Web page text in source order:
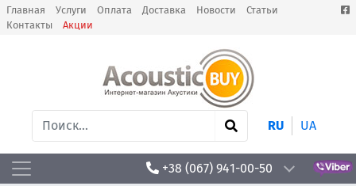
Главная Услуги Оплата Доставка Новости
Статьи
Контакты
Акции
RU UA
+38 (067) 941-00-50